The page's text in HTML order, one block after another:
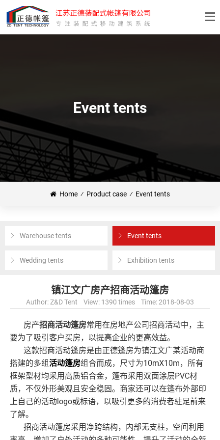
Event tents
Home ⁄ Product case ⁄ Event tents
Warehouse tents Event tents
Wedding tents Exhibition tents
镇江文广房产招商活动篷房
Author: Z&D Tent View: 1390 times Time: 2018-08-03
房产招商活动篷房常用在房地产公司招商活动中，主
要为了吸引客户买房，以提高企业的更高效益。
这款招商活动篷房是由正德篷房为镇江文广某活动商
搭建的多组活动篷房组合而成，尺寸为10mX10m，所有
框架型材均采用高质铝合金，篷布采用双面涂层PVC材
质，不仅外形美观且安全稳固。商家还可以在篷布外部印
上自己的活动logo或标语，以吸引更多的消费者驻足前来
了解。
招商活动篷房采用净跨结构，内部无支柱，空间利用